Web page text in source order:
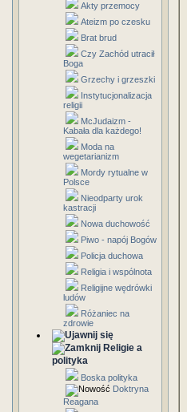
Akty przemocy
Ateizm po czesku
Brat brud
Czy Zachód utracił
Boga
Grzechy i grzeszki
Instytucjonalizacja
religii
McJudaizm -
Kabała dla każdego!
Moda na
wegetarianizm
Mordy rytualne w
Polsce
Nieodparty urok
kastracji
Nowa duchowość
Piwo - napój Bogów
Policja duchowa
Religia i wspólnota
Religijne wędrówki
ludów
Różaniec na
zdrowie
Religie a
polityka
Boska polityka
Doktryna
Reagana